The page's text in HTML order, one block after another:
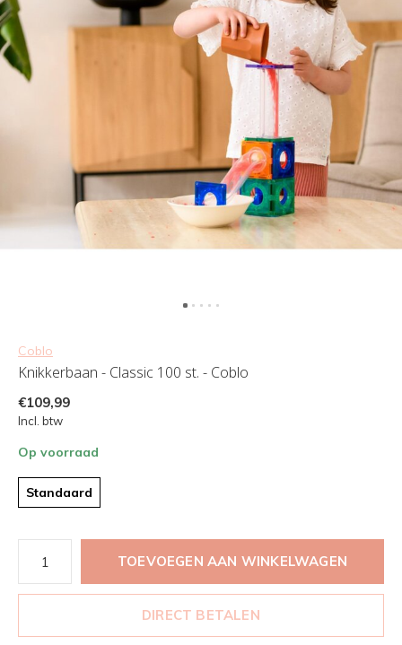
Coblo
Knikkerbaan - Classic 100 st. - Coblo
€109,99
Incl. btw
Op voorraad
Standaard
TOEVOEGEN AAN WINKELWAGEN
DIRECT BETALEN